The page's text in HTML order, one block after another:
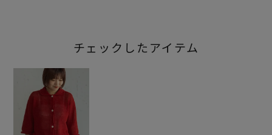
チェックしたアイテム